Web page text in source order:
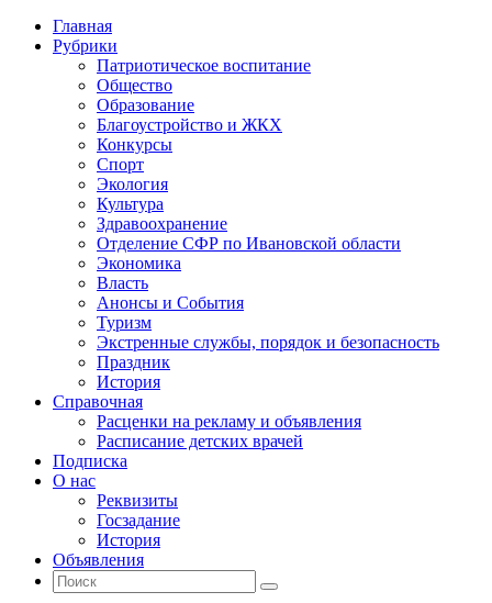
Промотать
содержимому
Главная
Рубрики
Патриотическое воспитание
Общество
Образование
Благоустройство и ЖКХ
Конкурсы
Спорт
Экология
Культура
Здравоохранение
Отделение СФР по Ивановской области
Экономика
Власть
Анонсы и События
Туризм
Экстренные службы, порядок и безопасность
Праздник
История
Справочная
Расценки на рекламу и объявления
Расписание детских врачей
Подписка
О нас
Реквизиты
Госзадание
История
Объявления
Поиск
Искать:
Поиск